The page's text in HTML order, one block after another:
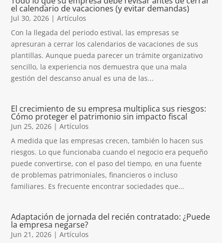
el calendario de vacaciones (y evitar demandas)
Jul 30, 2026 |Artículos
Con la llegada del periodo estival, las empresas se
apresuran a cerrar los calendarios de vacaciones de sus
plantillas. Aunque pueda parecer un trámite organizativo
sencillo, la experiencia nos demuestra que una mala
gestión del descanso anual es una de las...
El crecimiento de su empresa multiplica sus riesgos:
Cómo proteger el patrimonio sin impacto fiscal
Jun 25, 2026 |Artículos
A medida que las empresas crecen, también lo hacen sus
riesgos. Lo que funcionaba cuando el negocio era pequeño
puede convertirse, con el paso del tiempo, en una fuente
de problemas patrimoniales, financieros o incluso
familiares. Es frecuente encontrar sociedades que...
Adaptación de jornada del recién contratado: ¿Puede
la empresa negarse?
Jun 21, 2026 |Artículos